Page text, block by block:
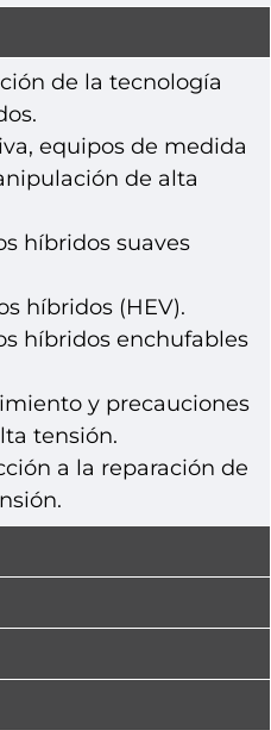
de la tecnología
equipos de medida
de alta
híbridos suaves
híbridos (HEV).
híbridos enchufables
y precauciones
tensión.
a la reparación de